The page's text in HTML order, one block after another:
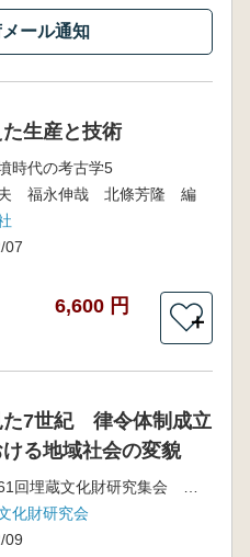
ール通知
生産と技術
時代の考古学5
夫 福永伸哉 北條芳隆 編
07
6,600 円
＋
た7世紀 律令体制成立
る地域社会の変貌
化財研究会
09